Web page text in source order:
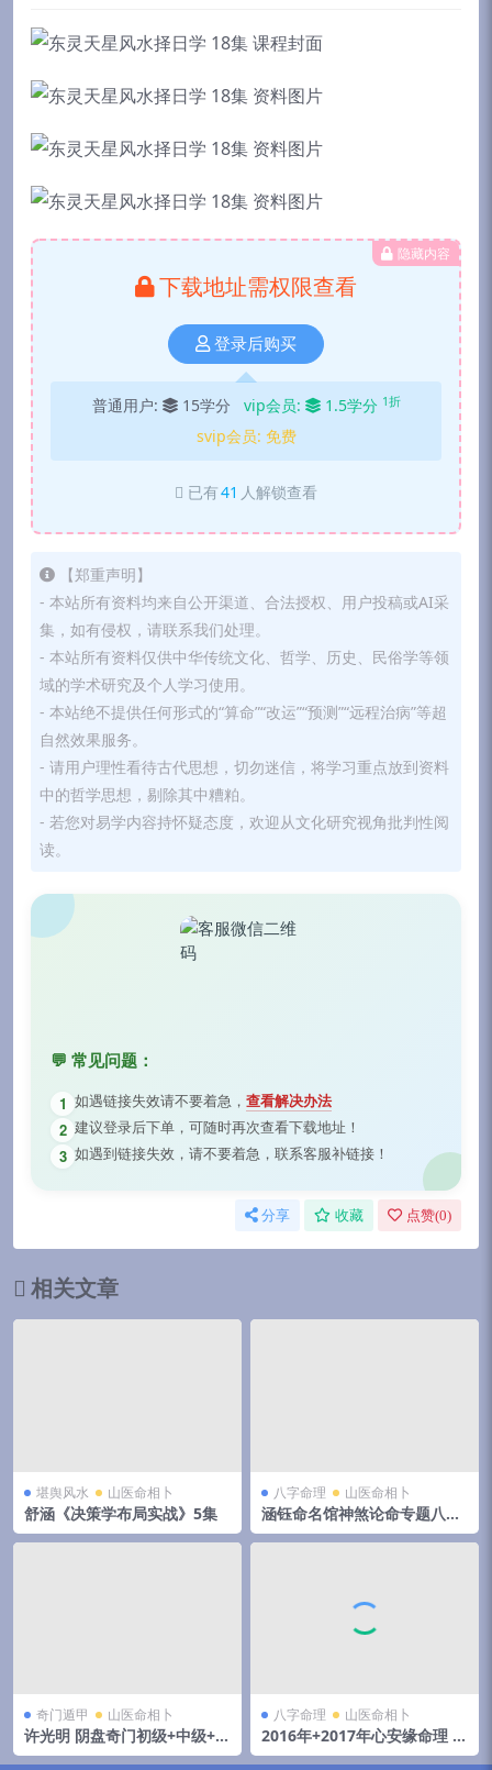
隐藏内容
下载地址需权限查看
登录后购买
普通用户: 15学分 vip会员: 1.5学分 1折
svip会员: 免费
已有41 人解锁查看
【郑重声明】
- 本站所有资料均来自公开渠道、合法授权、用户投稿或AI采
集，如有侵权，请联系我们处理。
- 本站所有资料仅供中华传统文化、哲学、历史、民俗学等领
域的学术研究及个人学习使用。
- 本站绝不提供任何形式的“算命”“改运”“预测”“远程治病”等超
自然效果服务。
- 请用户理性看待古代思想，切勿迷信，将学习重点放到资料
中的哲学思想，剔除其中糟粕。
- 若您对易学内容持怀疑态度，欢迎从文化研究视角批判性阅
读。
💬 常见问题：
1 如遇链接失效请不要着急， 查看解决办法
2 建议登录后下单，可随时再次查看下载地址！
3 如遇到链接失效，请不要着急，联系客服补链接！
分享 收藏 点赞(0)
相关文章
堪舆风水 山医命相卜
舒涵《决策学布局实战》5集
八字命理 山医命相卜
涵钰命名馆神煞论命专题八字
视频课程70讲
奇门遁甲 山医命相卜
许光明 阴盘奇门初级+中级+高
级
八字命理 山医命相卜
2016年+2017年心安缘命理 九
章经苏州小班视频 百度网盘下